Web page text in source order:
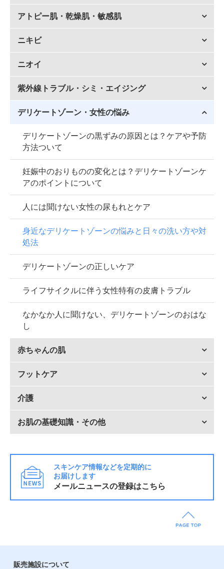
アトピー肌・乾燥肌・敏感肌
ニキビ
ニオイ
紫外線トラブル・シミ・エイジング
デリケートゾーン・女性の悩み
デリケートゾーンの黒ずみの原因とは？ケアや予防
方法ついて
妊娠中のおりものの変化とは？デリケートゾーンケ
アのポイントについて
人には聞けない女性の尿もれとケア
身近なデリケートゾーンの悩みと日々の洗い方や対
処法
デリケートゾーンの正しいケア
ライフサイクルに伴う女性特有の皮膚トラブル
なかなか人に聞けない、デリケートゾーンのおはな
し
赤ちゃんの肌
フットケア
介護
お肌の基礎知識・その他
スキンケア情報などを定期的に
お届けします
メールニュースの登録はこちら
販売施設について